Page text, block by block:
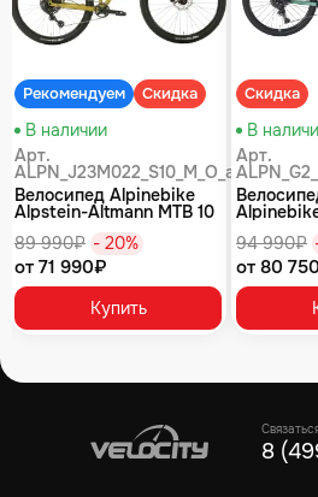
Рекомендуем Скидка
В наличии
Арт.
ALPN_J23M022_S10_M_O_air
Велосипед Alpinebike
Alpstein-Altmann MTB 10
89 990₽ - 20%
от 71 990₽
Купить
Скидка
В
Арт.
94 990₽
от 80
8